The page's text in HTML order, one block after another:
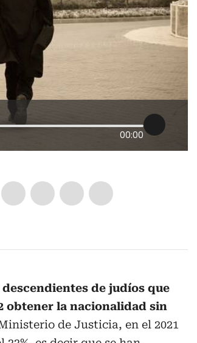
00:00
de judíos que
obtener la nacionalidad sin
de Justicia, en el 2021